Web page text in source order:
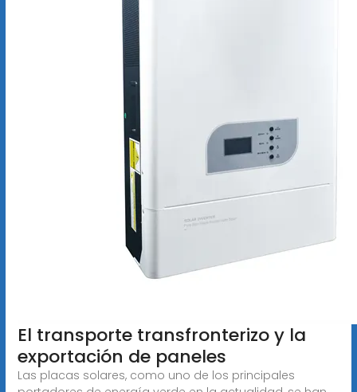
El transporte transfronterizo y la
exportación de paneles
Las placas solares, como uno de los principales